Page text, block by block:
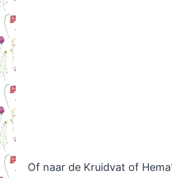
Of naar de Kruidvat of